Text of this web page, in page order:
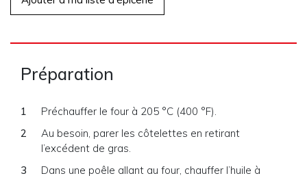
Préparation
Préchauffer le four à 205 °C (400 °F).
Au besoin, parer les côtelettes en retirant
l’excédent de gras.
Dans une poêle allant au four, chauffer l’huile à